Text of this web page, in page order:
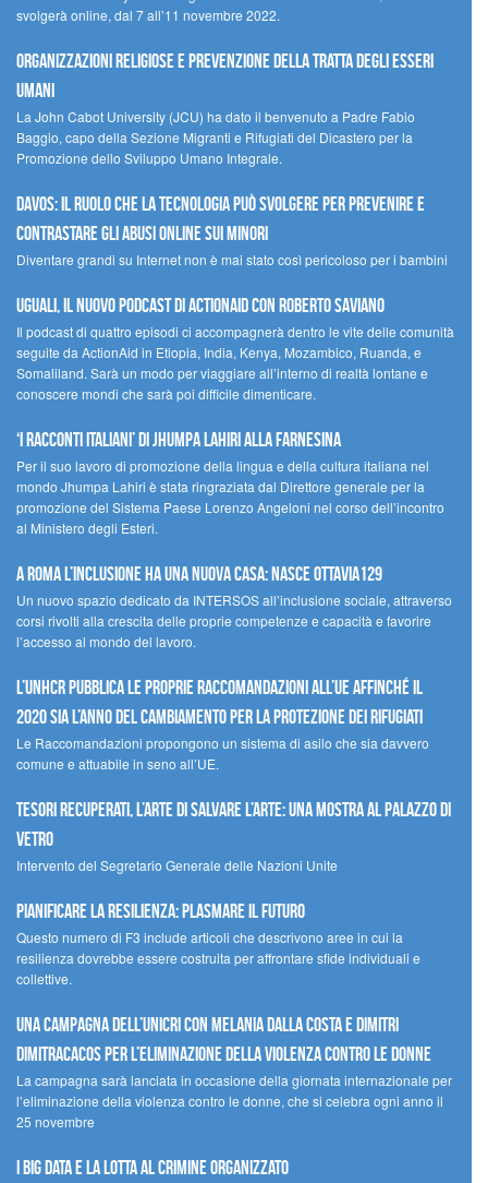
svolgerà online, dal 7 all’11 novembre 2022.
Organizzazioni religiose e prevenzione della tratta degli esseri
umani
La John Cabot University (JCU) ha dato il benvenuto a Padre Fabio
Baggio, capo della Sezione Migranti e Rifugiati del Dicastero per la
Promozione dello Sviluppo Umano Integrale.
Davos: il ruolo che la tecnologia può svolgere per prevenire e
contrastare gli abusi online sui minori
Diventare grandi su Internet non è mai stato così pericoloso per i bambini
UGUALI, il nuovo podcast di ACTIONAID con Roberto Saviano
Il podcast di quattro episodi ci accompagnerà dentro le vite delle comunità
seguite da ActionAid in Etiopia, India, Kenya, Mozambico, Ruanda, e
Somaliland. Sarà un modo per viaggiare all’interno di realtà lontane e
conoscere mondi che sarà poi difficile dimenticare.
‘I racconti italiani’ di Jhumpa Lahiri alla Farnesina
Per il suo lavoro di promozione della lingua e della cultura italiana nel
mondo Jhumpa Lahiri è stata ringraziata dal Direttore generale per la
promozione del Sistema Paese Lorenzo Angeloni nel corso dell’incontro
al Ministero degli Esteri.
A Roma l’inclusione ha una nuova casa: nasce Ottavia129
Un nuovo spazio dedicato da INTERSOS all’inclusione sociale, attraverso
corsi rivolti alla crescita delle proprie competenze e capacità e favorire
l’accesso al mondo del lavoro.
L’UNHCR pubblica le proprie raccomandazioni all’UE affinché il
2020 sia l’anno del cambiamento per la protezione dei rifugiati
Le Raccomandazioni propongono un sistema di asilo che sia davvero
comune e attuabile in seno all’UE.
Tesori recuperati, l’arte di salvare l’arte: una mostra al Palazzo di
Vetro
Intervento del Segretario Generale delle Nazioni Unite
Pianificare la resilienza: plasmare il futuro
Questo numero di F3 include articoli che descrivono aree in cui la
resilienza dovrebbe essere costruita per affrontare sfide individuali e
collettive.
Una campagna dell’UNICRI con Melania Dalla Costa e Dimitri
Dimitracacos per l’eliminazione della violenza contro le donne
La campagna sarà lanciata in occasione della giornata internazionale per
l’eliminazione della violenza contro le donne, che si celebra ogni anno il
25 novembre
I Big Data e la lotta al crimine organizzato